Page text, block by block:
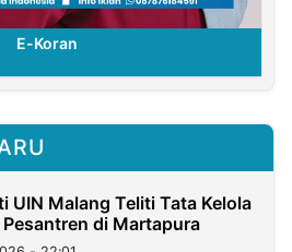
E-Koran
UIN Malang Teliti Tata Kelola
Pesantren di Martapura